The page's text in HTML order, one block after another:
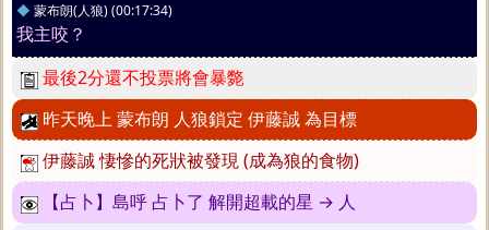
◆ 蒙布朗(人狼)(00:17:34)
我主咬？
最後2分還不投票將會暴斃
昨天晚上 蒙布朗 人狼鎖定 伊藤誠 為目標
伊藤誠 悽慘的死狀被發現 (成為狼的食物)
【占卜】島呼 占卜了 解開超載的星 → 人